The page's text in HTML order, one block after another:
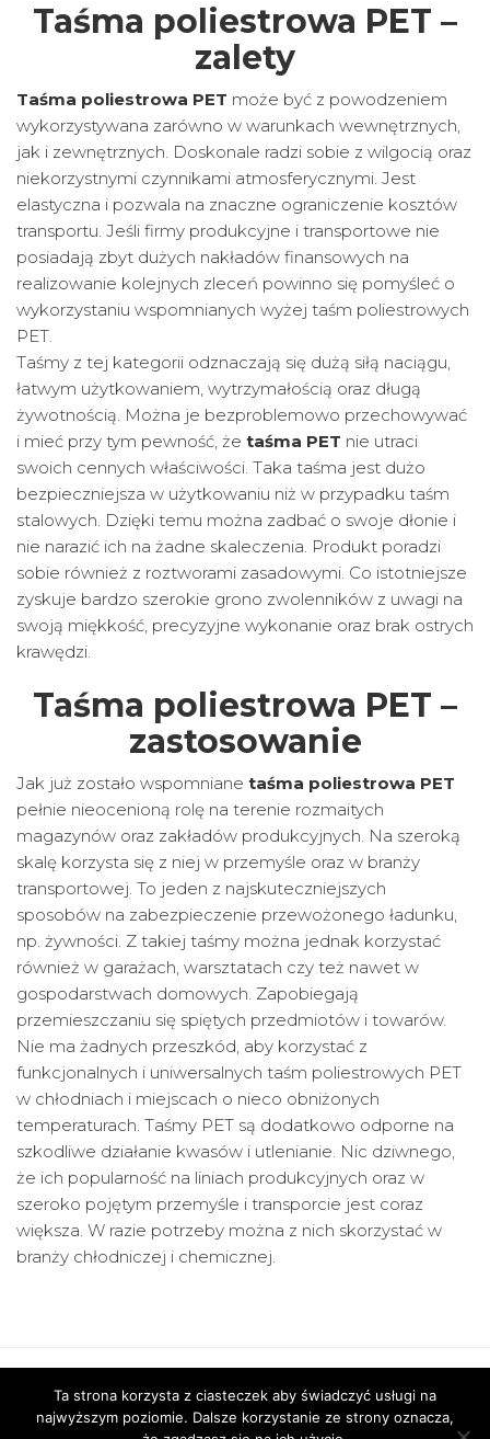
Taśma poliestrowa PET –
zalety
Taśma poliestrowa PET może być z powodzeniem
wykorzystywana zarówno w warunkach wewnętrznych,
jak i zewnętrznych. Doskonale radzi sobie z wilgocią oraz
niekorzystnymi czynnikami atmosferycznymi. Jest
elastyczna i pozwala na znaczne ograniczenie kosztów
transportu. Jeśli firmy produkcyjne i transportowe nie
posiadają zbyt dużych nakładów finansowych na
realizowanie kolejnych zleceń powinno się pomyśleć o
wykorzystaniu wspomnianych wyżej taśm poliestrowych
PET.
Taśmy z tej kategorii odznaczają się dużą siłą naciągu,
łatwym użytkowaniem, wytrzymałością oraz długą
żywotnością. Można je bezproblemowo przechowywać
i mieć przy tym pewność, że taśma PET nie utraci
swoich cennych właściwości. Taka taśma jest dużo
bezpieczniejsza w użytkowaniu niż w przypadku taśm
stalowych. Dzięki temu można zadbać o swoje dłonie i
nie narazić ich na żadne skaleczenia. Produkt poradzi
sobie również z roztworami zasadowymi. Co istotniejsze
zyskuje bardzo szerokie grono zwolenników z uwagi na
swoją miękkość, precyzyjne wykonanie oraz brak ostrych
krawędzi.
Taśma poliestrowa PET –
zastosowanie
Jak już zostało wspomniane taśma poliestrowa PET
pełnie nieocenioną rolę na terenie rozmaitych
magazynów oraz zakładów produkcyjnych. Na szeroką
skalę korzysta się z niej w przemyśle oraz w branży
transportowej. To jeden z najskuteczniejszych
sposobów na zabezpieczenie przewożonego ładunku,
np. żywności. Z takiej taśmy można jednak korzystać
również w garażach, warsztatach czy też nawet w
gospodarstwach domowych. Zapobiegają
przemieszczaniu się spiętych przedmiotów i towarów.
Nie ma żadnych przeszkód, aby korzystać z
funkcjonalnych i uniwersalnych taśm poliestrowych PET
w chłodniach i miejscach o nieco obniżonych
temperaturach. Taśmy PET są dodatkowo odporne na
szkodliwe działanie kwasów i utlenianie. Nic dziwnego,
że ich popularność na liniach produkcyjnych oraz w
szeroko pojętym przemyśle i transporcie jest coraz
większa. W razie potrzeby można z nich skorzystać w
branży chłodniczej i chemicznej.
Ta strona korzysta z ciasteczek aby świadczyć usługi na
najwyższym poziomie. Dalsze korzystanie ze strony oznacza,